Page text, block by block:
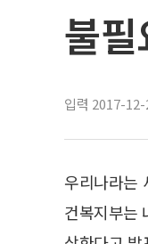
불
입력 2017-
우리나라는
건복지부는